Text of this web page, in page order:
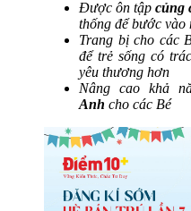
Được ôn tậpcủng
thống để bước vào
Trang bị cho các
để trẻ sống có
yêu thương hơn
Nâng cao khả
Anh cho các Bé